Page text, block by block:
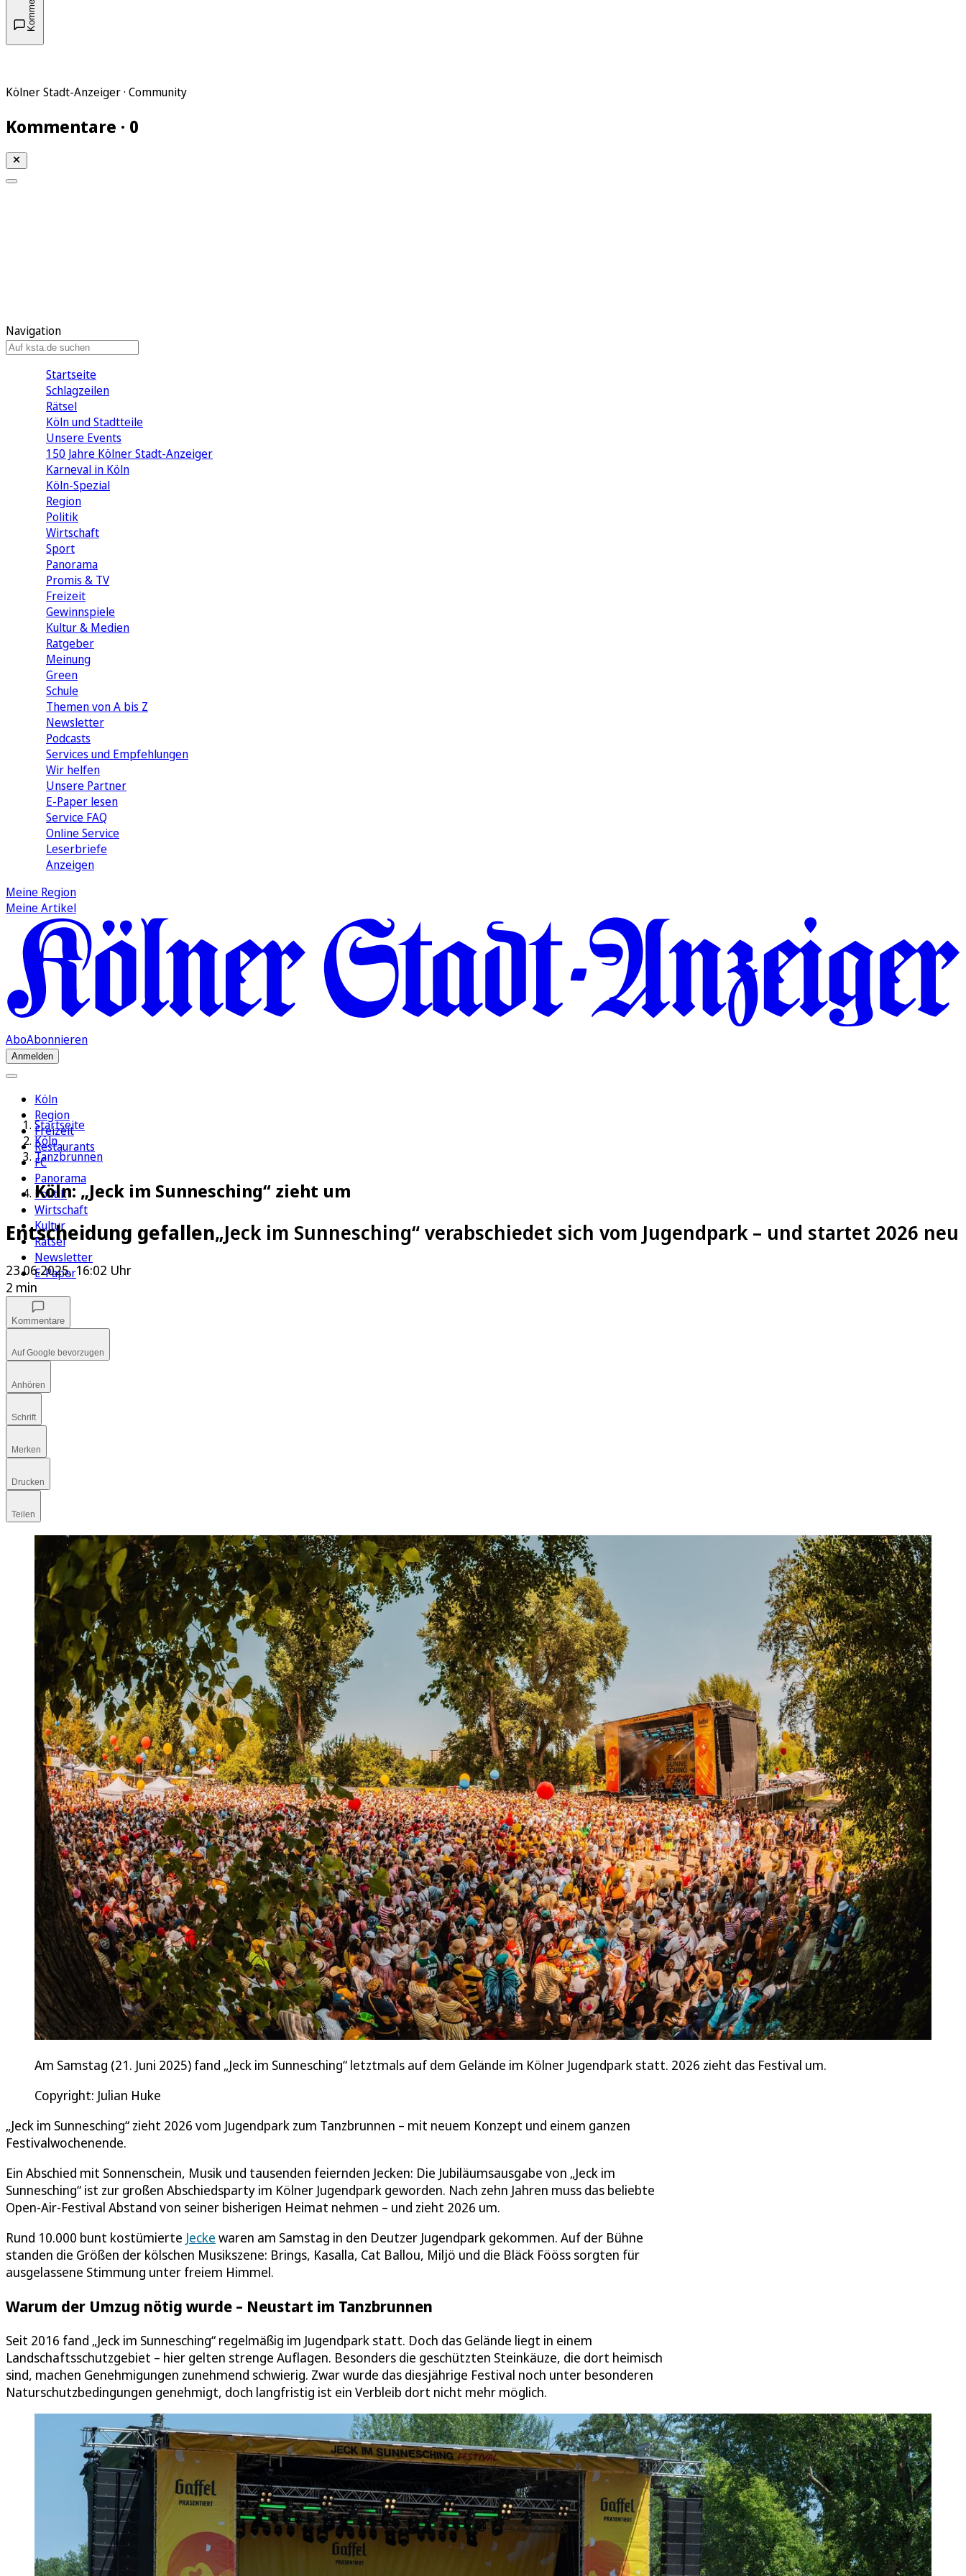
Kölner Stadt-Anzeiger · Community
Kommentare · 0
Navigation
Startseite
Schlagzeilen
Rätsel
Köln und Stadtteile
Unsere Events
150 Jahre Kölner Stadt-Anzeiger
Karneval in Köln
Köln-Spezial
Region
Politik
Wirtschaft
Sport
Panorama
Promis & TV
Freizeit
Gewinnspiele
Kultur & Medien
Ratgeber
Meinung
Green
Schule
Themen von A bis Z
Newsletter
Podcasts
Services und Empfehlungen
Wir helfen
Unsere Partner
E-Paper lesen
Service FAQ
Online Service
Leserbriefe
Anzeigen
Meine Region
Meine Artikel
AboAbonnieren
Anmelden
Köln
Region
Freizeit
Restaurants
FC
Panorama
Politik
Wirtschaft
Kultur
Rätsel
Newsletter
E-Paper
Startseite
Köln
Tanzbrunnen
Köln: „Jeck im Sunnesching“ zieht um
Entscheidung gefallen„Jeck im Sunnesching“ verabschiedet sich vom Jugendpark – und startet 2026 neu
23.06.2025, 16:02 Uhr
2 min
Kommentare
Auf Google bevorzugen
Anhören
Schrift
Merken
Drucken
Teilen
Am Samstag (21. Juni 2025) fand „Jeck im Sunnesching“ letztmals auf dem Gelände im Kölner Jugendpark statt. 2026 zieht das Festival um.
Copyright: Julian Huke
„Jeck im Sunnesching“ zieht 2026 vom Jugendpark zum Tanzbrunnen – mit neuem Konzept und einem ganzen
Festivalwochenende.
Ein Abschied mit Sonnenschein, Musik und tausenden feiernden Jecken: Die Jubiläumsausgabe von „Jeck im
Sunnesching“ ist zur großen Abschiedsparty im Kölner Jugendpark geworden. Nach zehn Jahren muss das beliebte
Open-Air-Festival Abstand von seiner bisherigen Heimat nehmen – und zieht 2026 um.
Rund 10.000 bunt kostümierte Jecke waren am Samstag in den Deutzer Jugendpark gekommen. Auf der Bühne
standen die Größen der kölschen Musikszene: Brings, Kasalla, Cat Ballou, Miljö und die Bläck Fööss sorgten für
ausgelassene Stimmung unter freiem Himmel.
Warum der Umzug nötig wurde – Neustart im Tanzbrunnen
Seit 2016 fand „Jeck im Sunnesching“ regelmäßig im Jugendpark statt. Doch das Gelände liegt in einem
Landschaftsschutzgebiet – hier gelten strenge Auflagen. Besonders die geschützten Steinkäuze, die dort heimisch
sind, machen Genehmigungen zunehmend schwierig. Zwar wurde das diesjährige Festival noch unter besonderen
Naturschutzbedingungen genehmigt, doch langfristig ist ein Verbleib dort nicht mehr möglich.